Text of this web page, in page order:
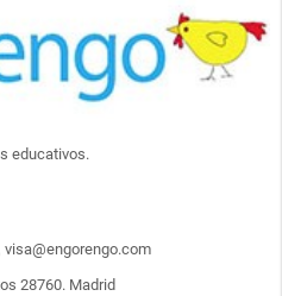
educativos.
visa@engorengo.com
28760. Madrid